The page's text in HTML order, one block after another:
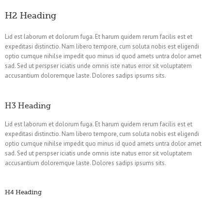
H2 Heading
Lid est laborum et dolorum fuga. Et harum quidem rerum facilis est et
expeditasi distinctio. Nam libero tempore, cum soluta nobis est eligendi
optio cumque nihilse impedit quo minus id quod amets untra dolor amet
sad. Sed ut perspser iciatis unde omnis iste natus error sit voluptatem
accusantium doloremque laste. Dolores sadips ipsums sits.
H3 Heading
Lid est laborum et dolorum fuga. Et harum quidem rerum facilis est et
expeditasi distinctio. Nam libero tempore, cum soluta nobis est eligendi
optio cumque nihilse impedit quo minus id quod amets untra dolor amet
sad. Sed ut perspser iciatis unde omnis iste natus error sit voluptatem
accusantium doloremque laste. Dolores sadips ipsums sits.
H4 Heading